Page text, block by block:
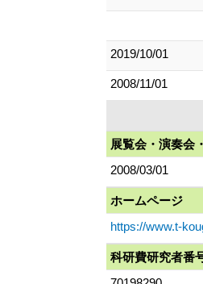
2019/10/01
2008/11/01
展覧会・演奏会
2008/03/01
ホームページ
https://www.t-
科研費研究者番